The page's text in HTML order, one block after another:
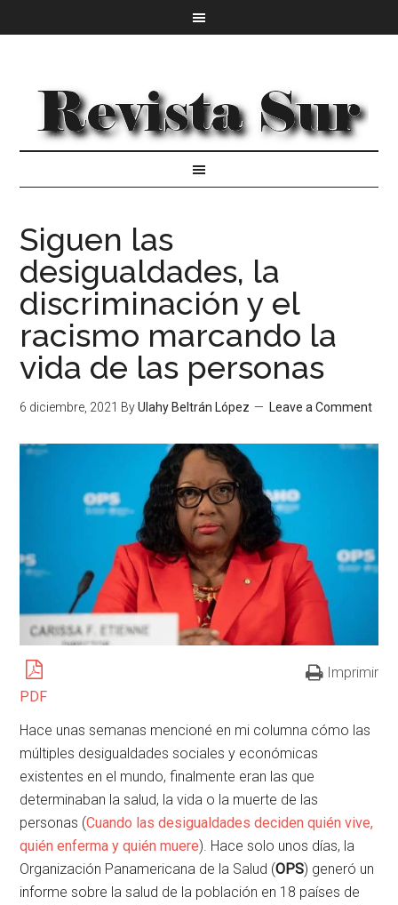
Siguen las
desigualdades, la
discriminación y el
racismo marcando la
vida de las personas
6 diciembre, 2021 ByUlahy Beltrán López Leave a Comment
PDF
Imprimir
Hace unas semanas mencioné en mi columna cómo las
múltiples desigualdades sociales y económicas
existentes en el mundo, finalmente eran las que
determinaban la salud, la vida o la muerte de las
personas (Cuando las desigualdades deciden quién vive,
quién enferma y quién muere). Hace solo unos días, la
Organización Panamericana de la Salud (OPS) generó un
informe sobre la salud de la población en 18 países de